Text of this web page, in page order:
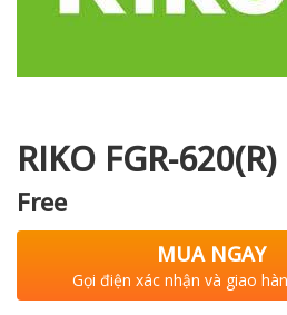
RIKO FGR-620(R)
Free
MUA NGAY
Gọi điện xác nhận và giao